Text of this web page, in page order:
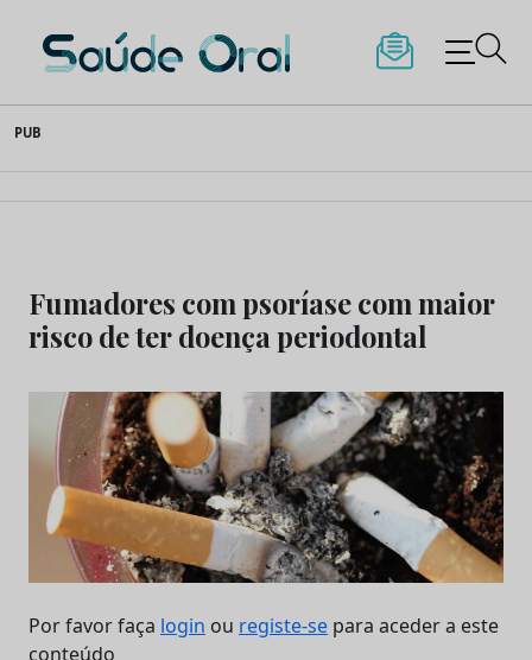
to
content
Saúde Oral
PUB
Fumadores com psoríase com maior
risco de ter doença periodontal
Por favor faça login ou registe-se para aceder a este
conteúdo